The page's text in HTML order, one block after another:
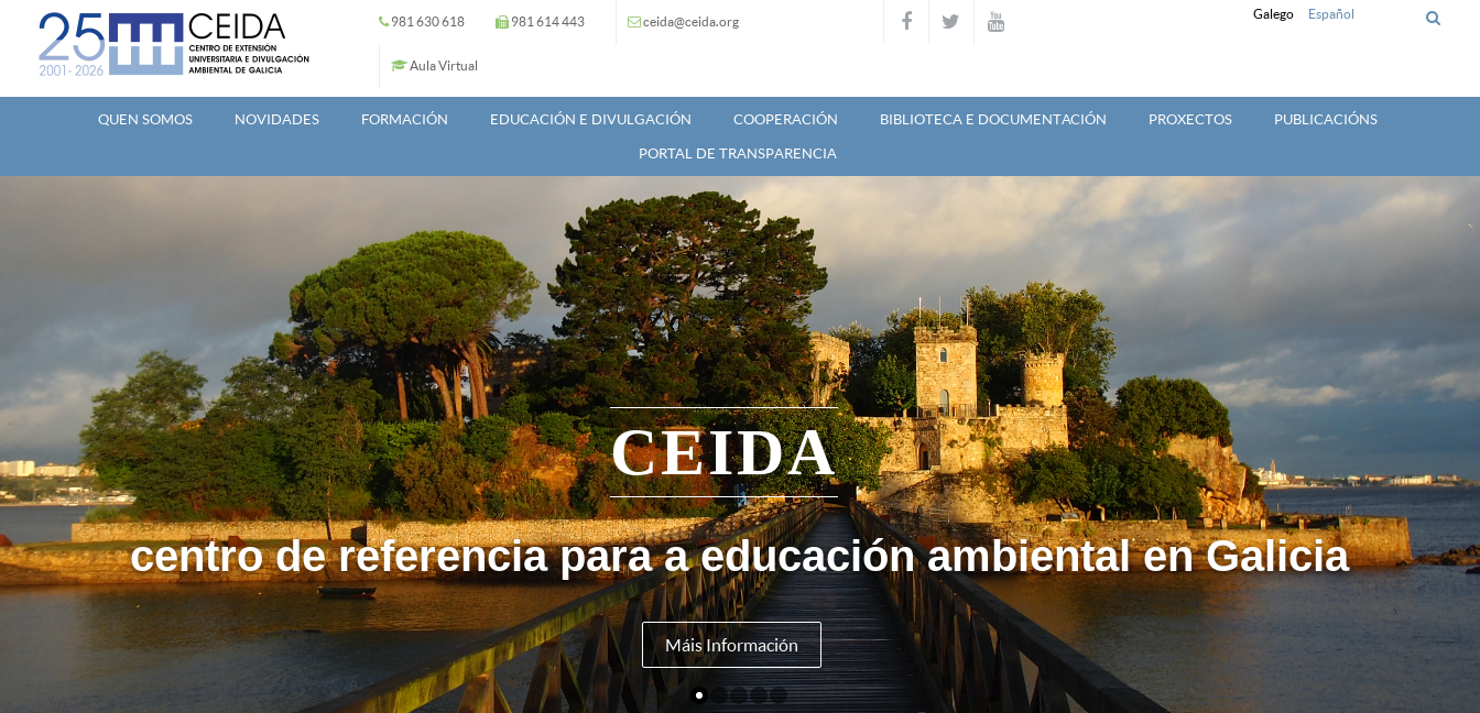
Ir o contido principal 981 630 618 981 614 443 ceida@ceida.org
Aula Virtual
Galego Español
QUEN SOMOS NOVIDADES FORMACIÓN EDUCACIÓN E DIVULGACIÓN COOPERACIÓN BIBLIOTECA E DOCUMENTACIÓN PROXECTOS
PUBLICACIÓNS
PORTAL DE TRANSPARENCIA
centro de referencia para a educación ambiental en Galicia
Máis Información
CEIDA